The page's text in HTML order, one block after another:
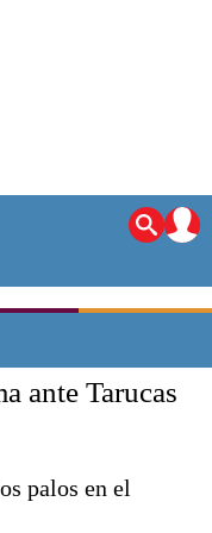
Olímpico
ante Tarucas
palos en el